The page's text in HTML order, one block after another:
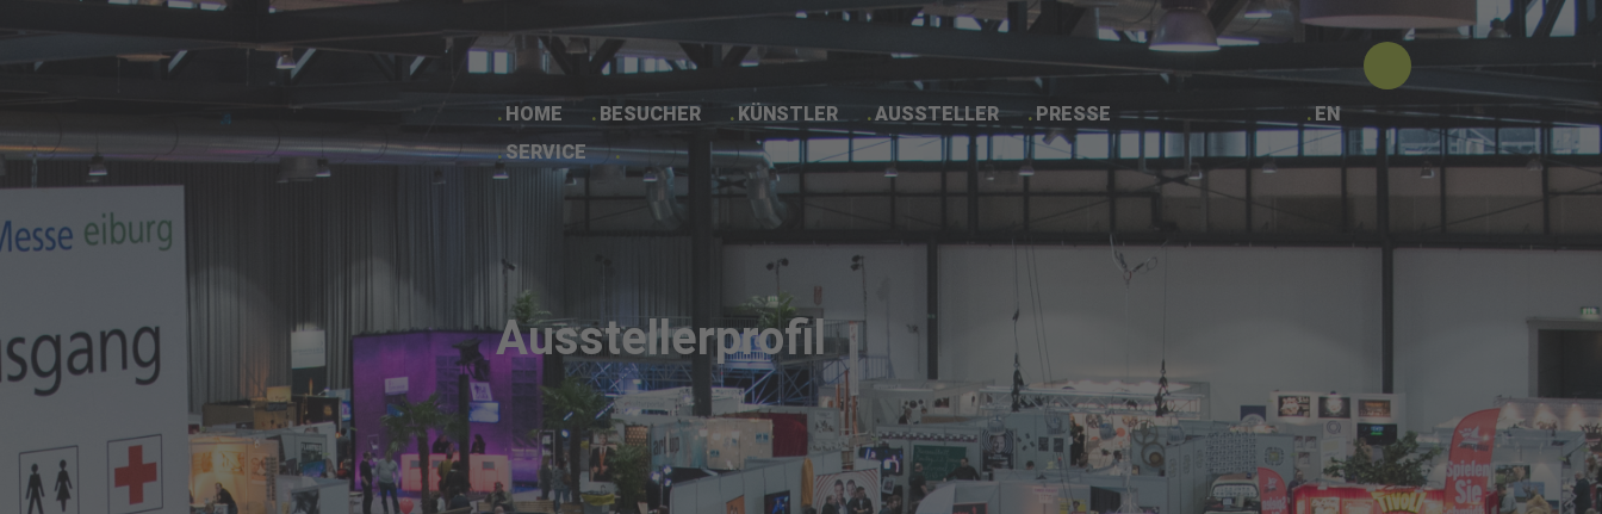
EN
HOME BESUCHER KÜNSTLER AUSSTELLER
PRESSE
SERVICE
Ausstellerprofil